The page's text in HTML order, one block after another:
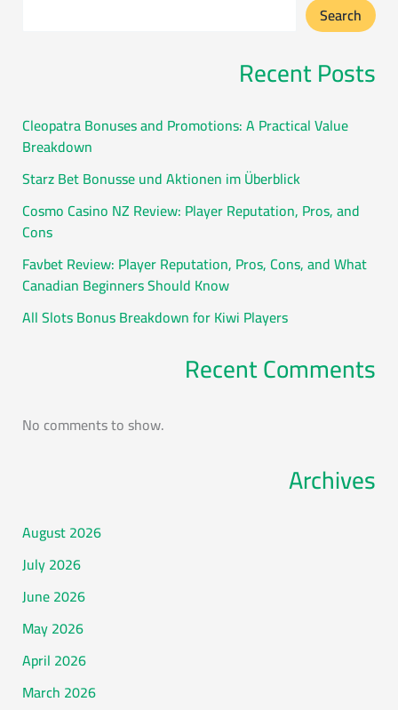
Search
Recent Posts
Cleopatra Bonuses and Promotions: A Practical Value
Breakdown
Starz Bet Bonusse und Aktionen im Überblick
Cosmo Casino NZ Review: Player Reputation, Pros, and
Cons
Favbet Review: Player Reputation, Pros, Cons, and What
Canadian Beginners Should Know
All Slots Bonus Breakdown for Kiwi Players
Recent Comments
No comments to show.
Archives
August 2026
July 2026
June 2026
May 2026
April 2026
March 2026